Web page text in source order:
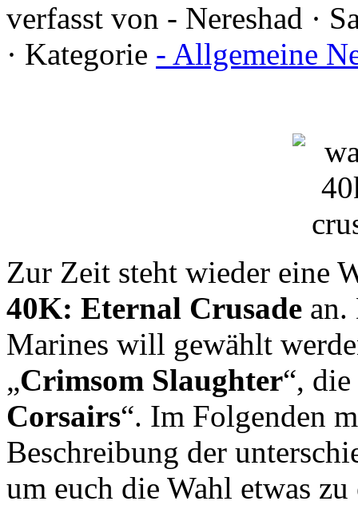
verfasst von - Nereshad ·
· Kategorie - Allgemeine
Zur Zeit steht wieder eine
40K: Eternal Crusade an.
Marines will gewählt
„Crimsom Slaughter“, die
Corsairs“. Im Folgenden
Beschreibung der
um euch die Wahl etwas